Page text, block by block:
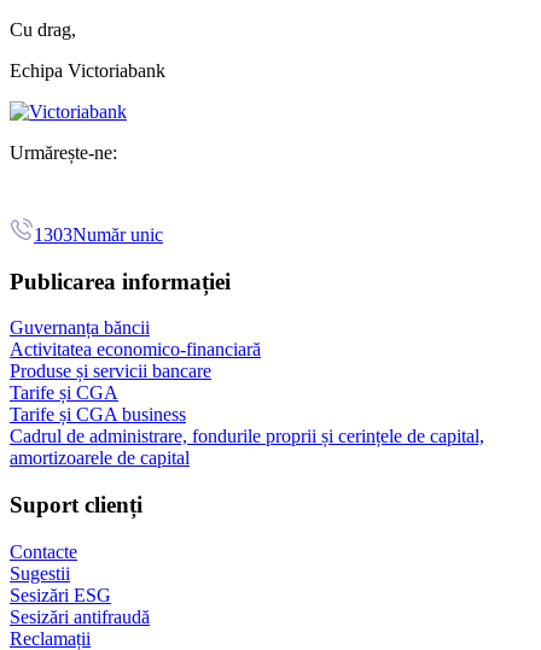
Cu drag,
Echipa Victoriabank
Urmărește-ne:
1303Număr unic
Publicarea informației
Guvernanța băncii
Activitatea economico-financiară
Produse și servicii bancare
Tarife și CGA
Tarife și CGA business
Cadrul de administrare, fondurile proprii și cerințele de capital,
amortizoarele de capital
Suport clienți
Contacte
Sugestii
Sesizări ESG
Sesizări antifraudă
Reclamații